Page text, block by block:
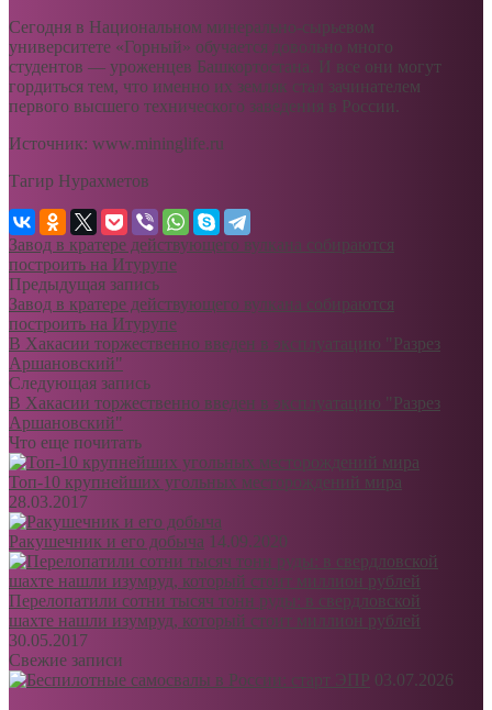
Сегодня в Национальном минерально-сырьевом
университете «Горный» обучается довольно много
студентов — уроженцев Башкортостана. И все они могут
гордиться тем, что именно их земляк стал зачинателем
первого высшего технического заведения в России.
Источник: www.mininglife.ru
Тагир Нурахметов
Завод в кратере действующего вулкана собираются
построить на Итурупе
Предыдущая запись
Завод в кратере действующего вулкана собираются
построить на Итурупе
В Хакасии торжественно введен в эксплуатацию "Разрез
Аршановский"
Следующая запись
В Хакасии торжественно введен в эксплуатацию "Разрез
Аршановский"
Что еще почитать
Топ-10 крупнейших угольных месторождений мира
28.03.2017
Ракушечник и его добыча 14.09.2020
Перелопатили сотни тысяч тонн руды: в свердловской
шахте нашли изумруд, который стоит миллион рублей
30.05.2017
Свежие записи
03.07.2026